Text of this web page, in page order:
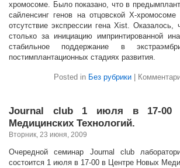
хромосоме. Было показано, что в
сайленсинг генов на отцовской Х-
отсутствие экспрессии гена Xist.
столько за инициацию импринтированной
стабильное поддержание в
постимплантационных стадиях развития.
Posted in Без рубрики
Journal club 1 июля в 17-00
Медицинских Технологий.
Вторник, 23 июня, 2009
Очередной семинар Journal club
состоится 1 июля в 17-00 в Центре Новых